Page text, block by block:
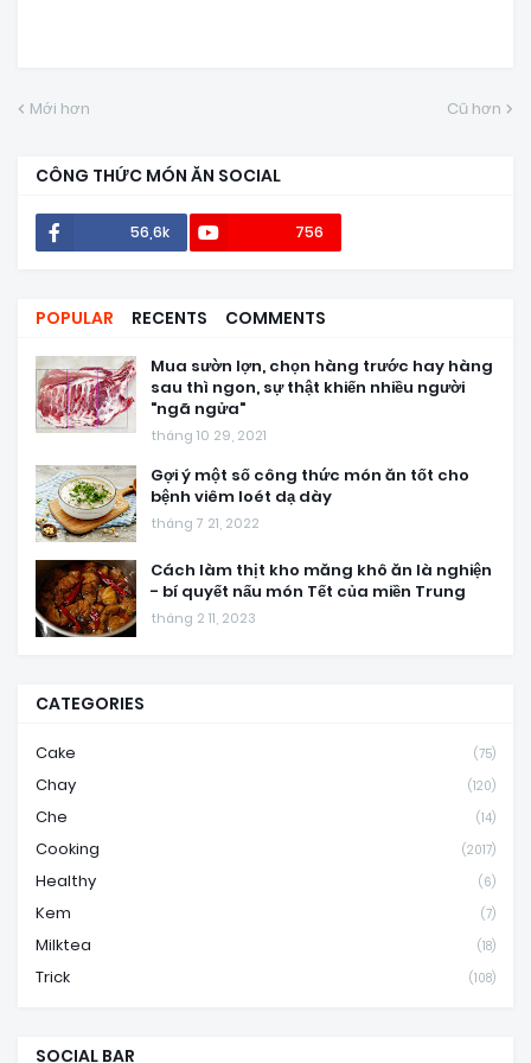
Mới hơn Cũ hơn
CÔNG THỨC MÓN ĂN SOCIAL
56,6k 756
POPULAR RECENTS COMMENTS
Mua sườn lợn, chọn hàng trước hay hàng
sau thì ngon, sự thật khiến nhiều người
"ngã ngửa"
tháng 10 29, 2021
Gợi ý một số công thức món ăn tốt cho
bệnh viêm loét dạ dày
tháng 7 21, 2022
Cách làm thịt kho măng khô ăn là nghiện
- bí quyết nấu món Tết của miền Trung
tháng 2 11, 2023
CATEGORIES
Cake (75)
Chay (120)
Che (14)
Cooking (2017)
Healthy (6)
Kem (7)
Milktea (18)
Trick (108)
SOCIAL BAR